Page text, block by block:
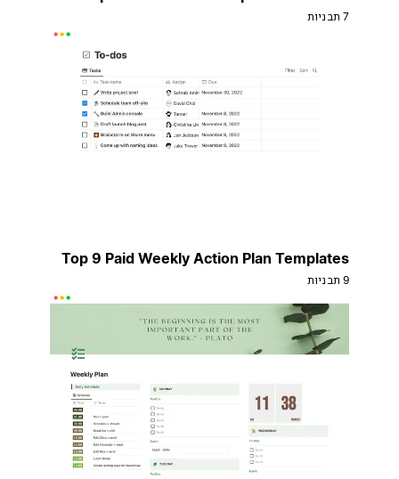
Top 9 Paid Weekly Action Plan Templates